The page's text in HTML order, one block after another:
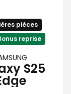
pièces
reprise
S25